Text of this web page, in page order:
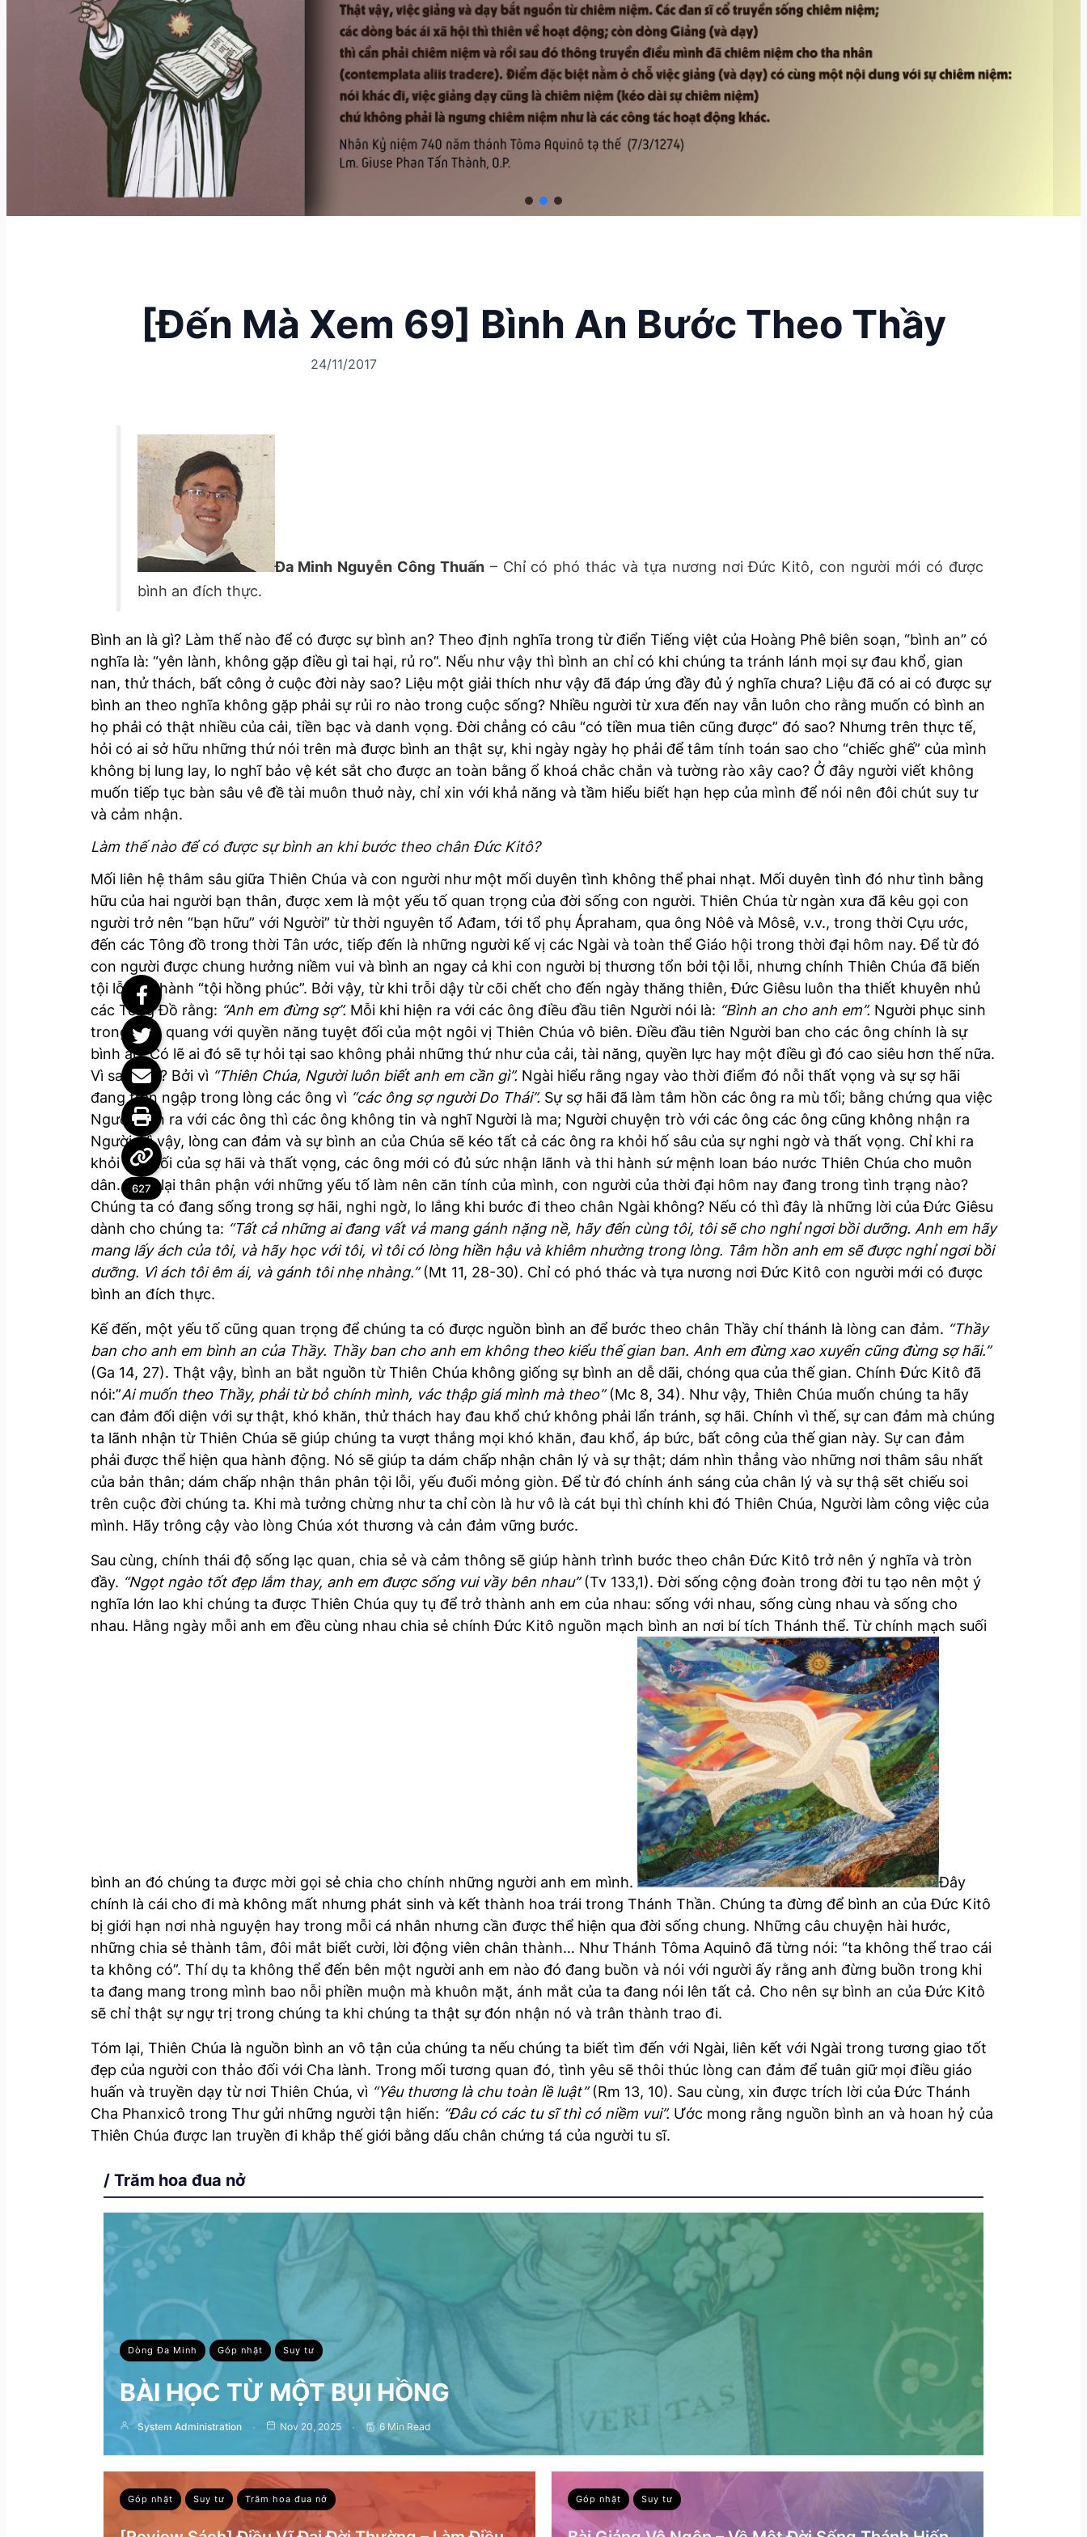
[Đến Mà Xem 69] Bình An Bước Theo Thầy
24/11/2017
Đa Minh Nguyễn Công Thuấn– Chỉ có phó thác và tựa nương nơi Đức Kitô, con người mới có được
bình an đích thực.
Bình an là gì? Làm thế nào để có được sự bình an? Theo định nghĩa trong từ điển Tiếng việt của Hoàng Phê biên soạn, “bình an” có
nghĩa là: “yên lành, không gặp điều gì tai hại, rủ ro”. Nếu như vậy thì bình an chỉ có khi chúng ta tránh lánh mọi sự đau khổ, gian
nan, thử thách, bất công ở cuộc đời này sao? Liệu một giải thích như vậy đã đáp ứng đầy đủ ý nghĩa chưa? Liệu đã có ai có được sự
bình an theo nghĩa không gặp phải sự rủi ro nào trong cuộc sống? Nhiều người từ xưa đến nay vẫn luôn cho rằng muốn có bình an
họ phải có thật nhiều của cải, tiền bạc và danh vọng. Đời chẳng có câu “có tiền mua tiên cũng được” đó sao? Nhưng trên thực tế,
hỏi có ai sở hữu những thứ nói trên mà được bình an thật sự, khi ngày ngày họ phải để tâm tính toán sao cho “chiếc ghế” của mình
không bị lung lay, lo nghĩ bảo vệ két sắt cho được an toàn bằng ổ khoá chắc chắn và tường rào xây cao? Ở đây người viết không
muốn tiếp tục bàn sâu vê đề tài muôn thuở này, chỉ xin với khả năng và tầm hiểu biết hạn hẹp của mình để nói nên đôi chút suy tư
và cảm nhận.
Làm thế nào để có được sự bình an khi bước theo chân Đức Kitô?
Mối liên hệ thâm sâu giữa Thiên Chúa và con người như một mối duyên tình không thể phai nhạt. Mối duyên tình đó như tình bằng
hữu của hai người bạn thân, được xem là một yếu tố quan trọng của đời sống con người. Thiên Chúa từ ngàn xưa đã kêu gọi con
người trở nên “bạn hữu” với Người” từ thời nguyên tổ Ađam, tới tổ phụ Ápraham, qua ông Nôê và Môsê, v.v., trong thời Cựu ước,
đến các Tông đồ trong thời Tân ước, tiếp đến là những người kế vị các Ngài và toàn thể Giáo hội trong thời đại hôm nay. Để từ đó
con người được chung hưởng niềm vui và bình an ngay cả khi con người bị thương tổn bởi tội lỗi, nhưng chính Thiên Chúa đã biến
tội lỗi đó thành “tội hồng phúc”. Bởi vậy, từ khi trỗi dậy từ cõi chết cho đến ngày thăng thiên, Đức Giêsu luôn tha thiết khuyên nhủ
các Tông Đồ rằng: “Anh em đừng sợ”. Mỗi khi hiện ra với các ông điều đầu tiên Người nói là: “Bình an cho anh em”. Người phục sinh
trong vinh quang với quyền năng tuyệt đối của một ngôi vị Thiên Chúa vô biên. Điều đầu tiên Người ban cho các ông chính là sự
bình an. Có lẽ ai đó sẽ tự hỏi tại sao không phải những thứ như của cải, tài năng, quyền lực hay một điều gì đó cao siêu hơn thế nữa.
Vì sao vậy? Bởi vì “Thiên Chúa, Người luôn biết anh em cần gì”. Ngài hiểu rằng ngay vào thời điểm đó nỗi thất vọng và sự sợ hãi
đang tràn ngập trong lòng các ông vì “các ông sợ người Do Thái”. Sự sợ hãi đã làm tâm hồn các ông ra mù tối; bằng chứng qua việc
Người hiện ra với các ông thì các ông không tin và nghĩ Người là ma; Người chuyện trò với các ông các ông cũng không nhận ra
Người. Vì vậy, lòng can đảm và sự bình an của Chúa sẽ kéo tất cả các ông ra khỏi hố sâu của sự nghi ngờ và thất vọng. Chỉ khi ra
khỏi tăm tối của sợ hãi và thất vọng, các ông mới có đủ sức nhận lãnh và thi hành sứ mệnh loan báo nước Thiên Chúa cho muôn
dân. Nhìn lại thân phận với những yếu tố làm nên căn tính của mình, con người của thời đại hôm nay đang trong tình trạng nào?
Chúng ta có đang sống trong sợ hãi, nghi ngờ, lo lắng khi bước đi theo chân Ngài không? Nếu có thì đây là những lời của Đức Giêsu
dành cho chúng ta: “Tất cả những ai đang vất vả mang gánh nặng nề, hãy đến cùng tôi, tôi sẽ cho nghỉ ngơi bồi dưỡng. Anh em hãy
mang lấy ách của tôi, và hãy học với tôi, vì tôi có lòng hiền hậu và khiêm nhường trong lòng. Tâm hồn anh em sẽ được nghỉ ngơi bồi
dưỡng. Vì ách tôi êm ái, và gánh tôi nhẹ nhàng.”(Mt 11, 28-30). Chỉ có phó thác và tựa nương nơi Đức Kitô con người mới có được
bình an đích thực.
Kế đến, một yếu tố cũng quan trọng để chúng ta có được nguồn bình an để bước theo chân Thầy chí thánh là lòng can đảm. “Thầy
ban cho anh em bình an của Thầy. Thầy ban cho anh em không theo kiểu thế gian ban. Anh em đừng xao xuyến cũng đừng sợ hãi.”
(Ga 14, 27). Thật vậy, bình an bắt nguồn từ Thiên Chúa không giống sự bình an dễ dãi, chóng qua của thế gian. Chính Đức Kitô đã
nói:”Ai muốn theo Thầy, phải từ bỏ chính mình, vác thập giá mình mà theo”(Mc 8, 34). Như vậy, Thiên Chúa muốn chúng ta hãy
can đảm đối diện với sự thật, khó khăn, thử thách hay đau khổ chứ không phải lẩn tránh, sợ hãi. Chính vì thế, sự can đảm mà chúng
ta lãnh nhận từ Thiên Chúa sẽ giúp chúng ta vượt thắng mọi khó khăn, đau khổ, áp bức, bất công của thế gian này. Sự can đảm
phải được thể hiện qua hành động. Nó sẽ giúp ta dám chấp nhận chân lý và sự thật; dám nhìn thẳng vào những nơi thâm sâu nhất
của bản thân; dám chấp nhận thân phân tội lỗi, yếu đuối mỏng giòn. Để từ đó chính ánh sáng của chân lý và sự thậ sẽt chiếu soi
trên cuộc đời chúng ta. Khi mà tưởng chừng như ta chỉ còn là hư vô là cát bụi thì chính khi đó Thiên Chúa, Người làm công việc của
mình. Hãy trông cậy vào lòng Chúa xót thương và cản đảm vững bước.
Sau cùng, chính thái độ sống lạc quan, chia sẻ và cảm thông sẽ giúp hành trình bước theo chân Đức Kitô trở nên ý nghĩa và tròn
đầy. “Ngọt ngào tốt đẹp lắm thay, anh em được sống vui vầy bên nhau”(Tv 133,1). Đời sống cộng đoàn trong đời tu tạo nên một ý
nghĩa lớn lao khi chúng ta được Thiên Chúa quy tụ để trở thành anh em của nhau: sống với nhau, sống cùng nhau và sống cho
nhau. Hằng ngày mỗi anh em đều cùng nhau chia sẻ chính Đức Kitô nguồn mạch bình an nơi bí tích Thánh thể. Từ chính mạch suối
bình an đó chúng ta được mời gọi sẻ chia cho chính những người anh em mình.
Đây
chính là cái cho đi mà không mất nhưng phát sinh và kết thành hoa trái trong Thánh Thần. Chúng ta đừng để bình an của Đức Kitô
bị giới hạn nơi nhà nguyện hay trong mỗi cá nhân nhưng cần được thể hiện qua đời sống chung. Những câu chuyện hài hước,
những chia sẻ thành tâm, đôi mắt biết cười, lời động viên chân thành… Như Thánh Tôma Aquinô đã từng nói: “ta không thể trao cái
ta không có”. Thí dụ ta không thể đến bên một người anh em nào đó đang buồn và nói với người ấy rằng anh đừng buồn trong khi
ta đang mang trong mình bao nỗi phiền muộn mà khuôn mặt, ánh mắt của ta đang nói lên tất cả. Cho nên sự bình an của Đức Kitô
sẽ chỉ thật sự ngự trị trong chúng ta khi chúng ta thật sự đón nhận nó và trân thành trao đi.
Tóm lại, Thiên Chúa là nguồn bình an vô tận của chúng ta nếu chúng ta biết tìm đến với Ngài, liên kết với Ngài trong tương giao tốt
đẹp của người con thảo đối với Cha lành. Trong mối tương quan đó, tình yêu sẽ thôi thúc lòng can đảm để tuân giữ mọi điều giáo
huấn và truyền dạy từ nơi Thiên Chúa, vì “Yêu thương là chu toàn lề luật”(Rm 13, 10). Sau cùng, xin được trích lời của Đức Thánh
Cha Phanxicô trong Thư gửi những người tận hiến: “Đâu có các tu sĩ thì có niềm vui”. Ước mong rằng nguồn bình an và hoan hỷ của
Thiên Chúa được lan truyền đi khắp thế giới bằng dấu chân chứng tá của người tu sĩ.
/ Trăm hoa đua nở
Dòng Đa Minh Góp nhặt Suy tư
BÀI HỌC TỪ MỘT BỤI HỒNG
System Administration Nov 20, 2025 6 Min Read
Góp nhặt Suy tư Trăm hoa đua nở Góp nhặt Suy tư
627